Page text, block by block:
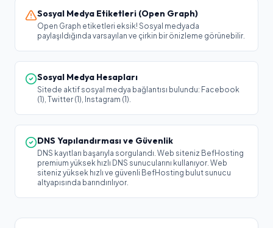
Sosyal Medya Etiketleri (Open Graph)
Open Graph etiketleri eksik! Sosyal medyada
paylaşıldığında varsayılan ve çirkin bir önizleme görünebilir.
Sosyal Medya Hesapları
Sitede aktif sosyal medya bağlantısı bulundu: Facebook
(1), Twitter (1), Instagram (1).
DNS Yapılandırması ve Güvenlik
DNS kayıtları başarıyla sorgulandı. Web siteniz BefHosting
premium yüksek hızlı DNS sunucularını kullanıyor. Web
siteniz yüksek hızlı ve güvenli BefHosting bulut sunucu
altyapısında barındırılıyor.